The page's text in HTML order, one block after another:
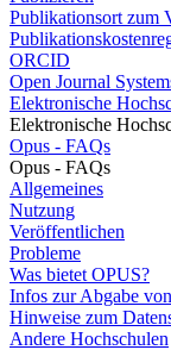
Publikationsort zum
ORCID
Open Journal
Elektronische
Elektronische
Opus - FAQs
Opus - FAQs
Allgemeines
Nutzung
Veröffentlichen
Probleme
Was bietet OPUS?
Infos zur Abgabe
Hinweise zum
Andere Hochschulen